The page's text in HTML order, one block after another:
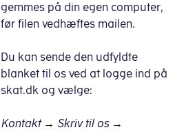
gemmes på din egen computer,
før filen vedhæftes mailen.
Du kan sende den udfyldte
blanket til os ved at logge ind på
skat.dk og vælge:
Kontakt → Skriv til os →